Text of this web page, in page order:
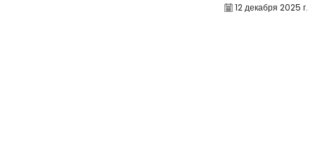
12 декабря 2025 г.